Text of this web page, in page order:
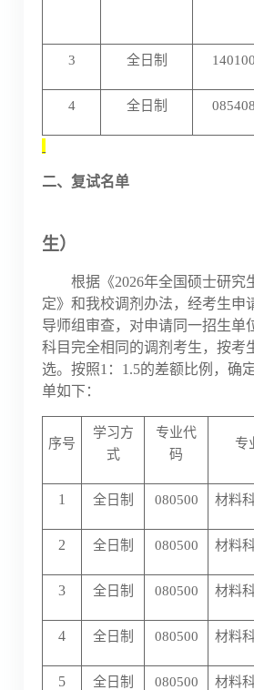
3 全日制 140100
4 全日制 085408
二、复试名单
生）
根据《2026年全国硕士研究
定》和我校调剂办法，经考生申
导师组审查，对申请同一招生单
科目完全相同的调剂考生，按考
选。按照1 ： 1.5的差额比例，确
单如下：
序号
学习方
式
专业代
码
专
1 全日制 080500 材料
2 全日制 080500 材料
3 全日制 080500 材料
4 全日制 080500 材料
5 全日制 080500 材料